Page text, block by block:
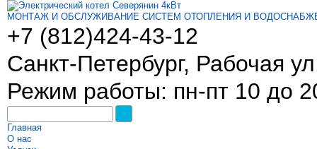
МОНТАЖ И ОБСЛУЖИВАНИЕ СИСТЕМ ОТОПЛЕНИЯ И
+7 (812)424-43-12
Санкт-Петербург, Рабочая
Режим работы: пн-пт 10 до
Главная
О нас